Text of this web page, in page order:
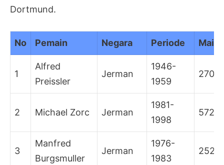
Dortmund.
No Pemain Negara Periode Main
1
Alfred
Preissler
Jerman
1946-
1959
270
2 Michael Zorc Jerman
1981-
1998
572
3
Manfred
Burgsmuller
Jerman
1976-
1983
252